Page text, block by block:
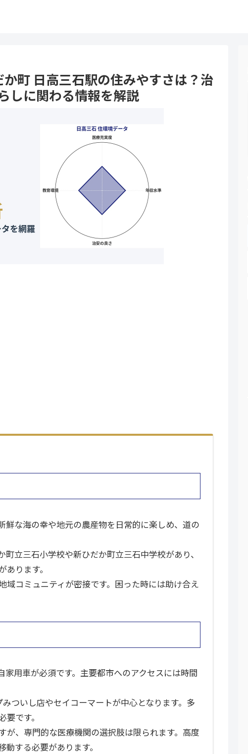
か町 日高三石駅の住みやすさは？治
しに関わる情報を解説
鮮な海の幸や地元の農産物を日常的に楽しめ、道の
立三石小学校や新ひだか町立三石中学校があり、
ります。
コミュニティが密接です。困った時には助け合え
用車が必須です。主要都市へのアクセスには時間
ついし店やセイコーマートが中心となります。多
です。
、専門的な医療機関の選択肢は限られます。高度
する必要があります。